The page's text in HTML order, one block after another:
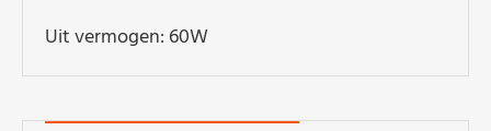
Uit vermogen: 60W